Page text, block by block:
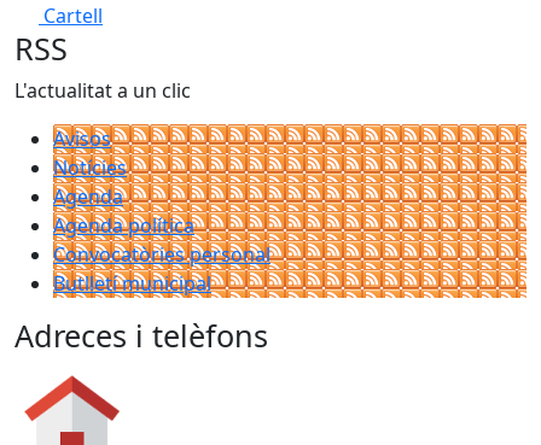
Cartell
RSS
L'actualitat a un clic
Avisos
Notícies
Agenda
Agenda política
Convocatòries personal
Butlletí municipal
Adreces i telèfons